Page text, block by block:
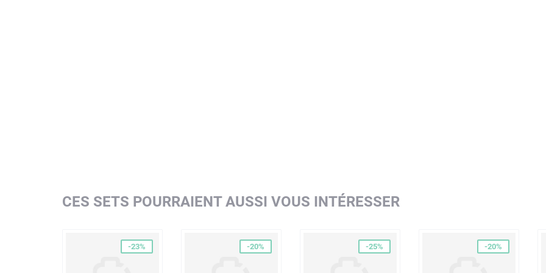
CES SETS POURRAIENT AUSSI VOUS INTÉRESSER
-23% -20% -25% -20%